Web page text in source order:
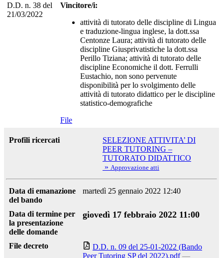
D.D. n. 38 del
21/03/2022
Vincitore/i:
attività di tutorato delle discipline di Lingua
e traduzione-lingua inglese, la dott.ssa
Centonze Laura; attività di tutorato delle
discipline Giusprivatistiche la dott.ssa
Perillo Tiziana; attività di tutorato delle
discipline Economiche il dott. Ferrulli
Eustachio, non sono pervenute
disponibilità per lo svolgimento delle
attività di tutorato didattico per le discipline
statistico-demografiche
File
Profili ricercati
SELEZIONE ATTIVITA’ DI
PEER TUTORING –
TUTORATO DIDATTICO
» Approvazione atti
Data di emanazione
del bando
martedì 25 gennaio 2022 12:40
Data di termine per
la presentazione
delle domande
giovedì 17 febbraio 2022 11:00
File decreto
D.D. n. 09 del 25-01-2022 (Bando
Peer Tutoring SP del 2022).pdf —